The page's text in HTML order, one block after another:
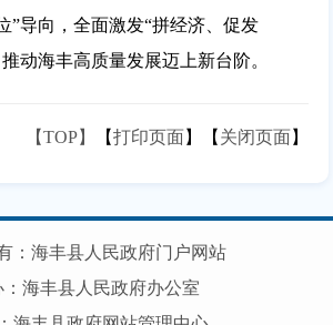
”导向，全面激发“拼经济、促发
动海丰高质量发展迈上新台阶。
【TOP】 【打印页面】【 关闭页面】
：海丰县人民政府门户网站
：海丰县人民政府办公室